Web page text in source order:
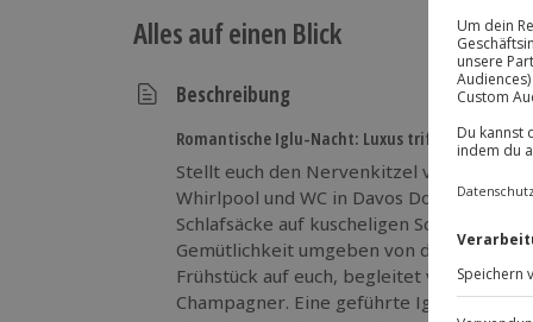
Alles auf einen Blick
Beschreibung
Romantische Iglu-Nacht: Luxus trifft Natur!
Stellt euch den Nervenkitzel vor, in einer
Whirlpool und WC in Davos Dorf zu
Schlafsäcke auf kuscheligen Schaffellen
Gemütlichkeit umgeben von der klaren
Frühstück auf euch, begleitet von einem
Champagner. Eine geführte Iglu-Tour